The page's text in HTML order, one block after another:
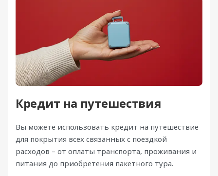
Кредит на путешествия
Вы можете использовать кредит на путешествие
для покрытия всех связанных с поездкой
расходов – от оплаты транспорта, проживания и
питания до приобретения пакетного тура.